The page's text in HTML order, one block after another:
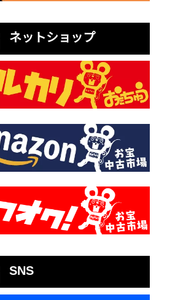
ネットショップ
SNS